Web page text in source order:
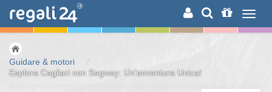
RICERCA
Guidare & motori
/
Esplora Cagliari con Segway: Un'avventura Unica!